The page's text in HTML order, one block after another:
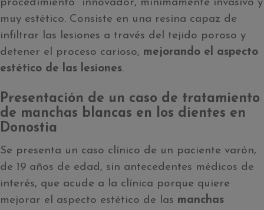
procedimiento innovador, mínimamente invasivo y
muy estético. Consiste en una resina capaz de
infiltrar las lesiones a través del tejido poroso y
detener el proceso carioso, mejorando el aspecto
estético de las lesiones.
Presentación de un caso de tratamiento
de manchas blancas en los dientes en
Donostia
Se presenta un caso clínico de un paciente varón,
de 19 años de edad, sin antecedentes médicos de
interés, que acude a la clínica porque quiere
mejorar el aspecto estético de las manchas